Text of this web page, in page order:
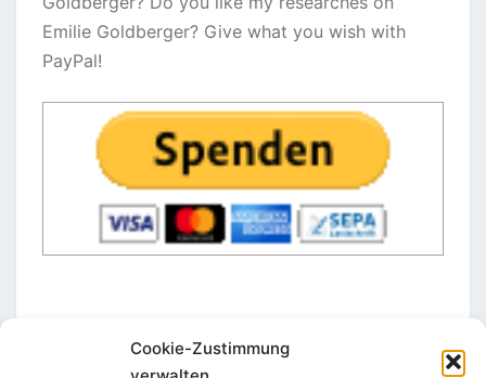
Cookie-Zustimmung
Emilie Goldberger? Give what you wish with
PayPal!